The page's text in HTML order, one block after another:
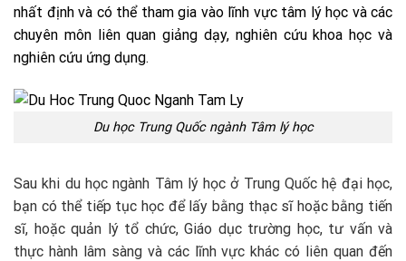
nhất định và có thể tham gia vào lĩnh vực tâm lý học và các
chuyên môn liên quan giảng dạy, nghiên cứu khoa học và
nghiên cứu ứng dụng.
Du học Trung Quốc ngành Tâm lý học
Sau khi du học ngành Tâm lý học ở Trung Quốc hệ đại học,
bạn có thể tiếp tục học để lấy bằng thạc sĩ hoặc bằng tiến
sĩ, hoặc quản lý tổ chức, Giáo dục trường học, tư vấn và
thực hành lâm sàng và các lĩnh vực khác có liên quan đến